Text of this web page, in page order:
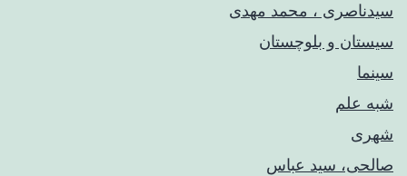
سیدناصری ، محمد مهدی
سیستان و بلوچستان
سینما
شبه علم
شهری
صالحی، سید عباس